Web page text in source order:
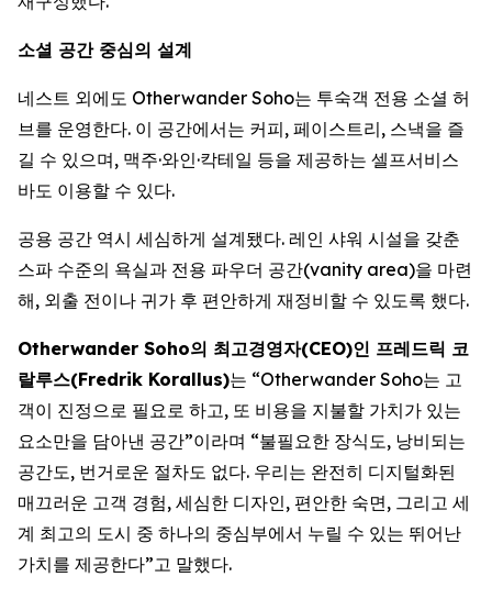
소셜 공간 중심의 설계
네스트 외에도 Otherwander Soho는 투숙객 전용 소셜 허
브를 운영한다. 이 공간에서는 커피, 페이스트리, 스낵을 즐
길 수 있으며, 맥주·와인·칵테일 등을 제공하는 셀프서비스
바도 이용할 수 있다.
공용 공간 역시 세심하게 설계됐다. 레인 샤워 시설을 갖춘
스파 수준의 욕실과 전용 파우더 공간(vanity area)을 마련
해, 외출 전이나 귀가 후 편안하게 재정비할 수 있도록 했다.
Otherwander Soho의 최고경영자(CEO)인 프레드릭 코
랄루스(Fredrik Korallus)는 “Otherwander Soho는 고
객이 진정으로 필요로 하고, 또 비용을 지불할 가치가 있는
요소만을 담아낸 공간”이라며 “불필요한 장식도, 낭비되는
공간도, 번거로운 절차도 없다. 우리는 완전히 디지털화된
매끄러운 고객 경험, 세심한 디자인, 편안한 숙면, 그리고 세
계 최고의 도시 중 하나의 중심부에서 누릴 수 있는 뛰어난
가치를 제공한다”고 말했다.